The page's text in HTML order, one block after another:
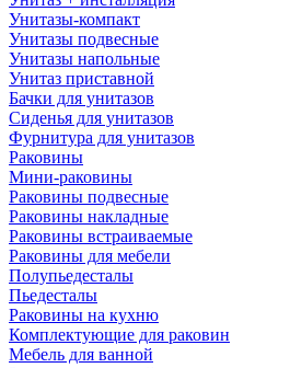
Унитазы-компакт
Унитазы подвесные
Унитазы напольные
Унитаз приставной
Бачки для унитазов
Сиденья для унитазов
Фурнитура для унитазов
Раковины
Мини-раковины
Раковины подвесные
Раковины накладные
Раковины встраиваемые
Раковины для мебели
Полупьедесталы
Пьедесталы
Раковины на кухню
Комплектующие для раковин
Мебель для ванной